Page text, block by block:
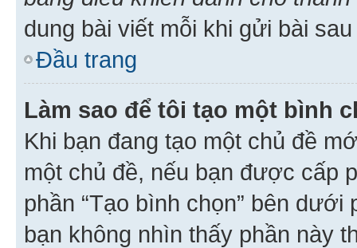
dung bài viết mỗi khi gửi bài sau
Đầu trang
Làm sao để tôi tạo một bình
Khi bạn đang tạo một chủ đề
một chủ đề, nếu bạn được cấp
phần “Tạo bình chọn” bên
bạn không nhìn thấy phần này